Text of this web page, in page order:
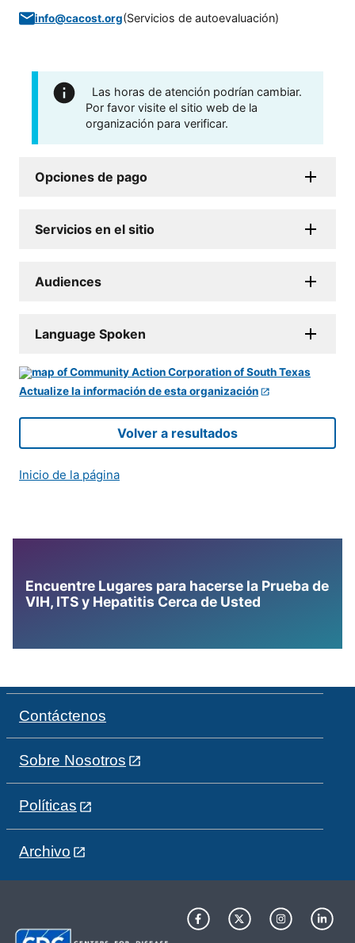
info@cacost.org(Servicios de autoevaluación)
Las horas de atención podrían cambiar.
Por favor visite el sitio web de la
organización para verificar.
Opciones de pago
Servicios en el sitio
Audiences
Language Spoken
Actualize la información de esta organización
Volver a resultados
Inicio de la página
Encuentre Lugares para hacerse la Prueba de
VIH, ITS y Hepatitis Cerca de Usted
Contáctenos
Sobre Nosotros
Políticas
Archivo